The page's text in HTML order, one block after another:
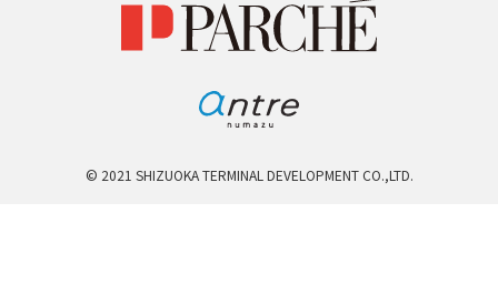
© 2021 SHIZUOKA TERMINAL DEVELOPMENT CO.,LTD.